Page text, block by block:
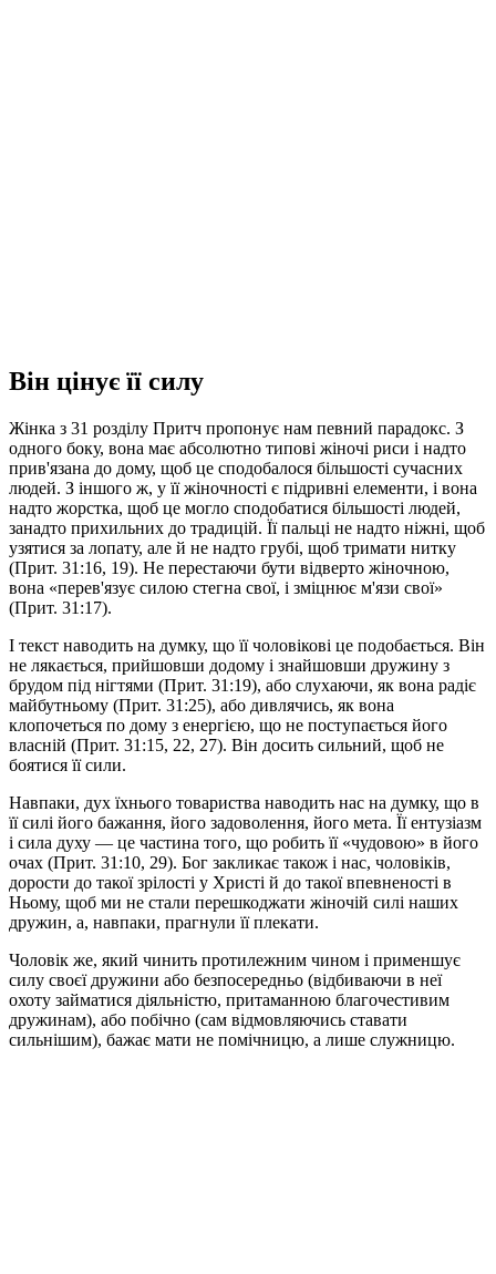
Він цінує її силу
Жінка з 31 розділу Притч пропонує нам певний парадокс. З
одного боку, вона має абсолютно типові жіночі риси і надто
прив'язана до дому, щоб це сподобалося більшості сучасних
людей. З іншого ж, у її жіночності є підривні елементи, і вона
надто жорстка, щоб це могло сподобатися більшості людей,
занадто прихильних до традицій. Її пальці не надто ніжні, щоб
узятися за лопату, але й не надто грубі, щоб тримати нитку
(Прит. 31:16, 19). Не перестаючи бути відверто жіночною,
вона «перев'язує силою стегна свої, і зміцнює м'язи свої»
(Прит. 31:17).
І текст наводить на думку, що її чоловікові це подобається. Він
не лякається, прийшовши додому і знайшовши дружину з
брудом під нігтями (Прит. 31:19), або слухаючи, як вона радіє
майбутньому (Прит. 31:25), або дивлячись, як вона
клопочеться по дому з енергією, що не поступається його
власній (Прит. 31:15, 22, 27). Він досить сильний, щоб не
боятися її сили.
Навпаки, дух їхнього товариства наводить нас на думку, що в
її силі його бажання, його задоволення, його мета. Її ентузіазм
і сила духу — це частина того, що робить її «чудовою» в його
очах (Прит. 31:10, 29). Бог закликає також і нас, чоловіків,
дорости до такої зрілості у Христі й до такої впевненості в
Ньому, щоб ми не стали перешкоджати жіночій силі наших
дружин, а, навпаки, прагнули її плекати.
Чоловік же, який чинить протилежним чином і применшує
силу своєї дружини або безпосередньо (відбиваючи в неї
охоту займатися діяльністю, притаманною благочестивим
дружинам), або побічно (сам відмовляючись ставати
сильнішим), бажає мати не помічницю, а лише служницю.